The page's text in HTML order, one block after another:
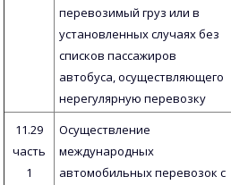
перевозимый груз или в
установленных случаях без
списков пассажиров
автобуса, осуществляющего
нерегулярную перевозку
11.29
часть
1
Осуществление
международных
автомобильных перевозок с